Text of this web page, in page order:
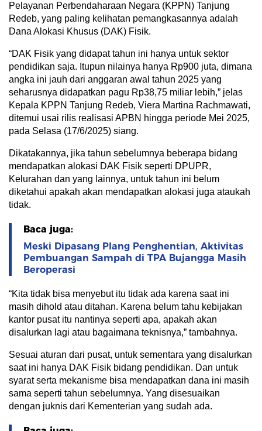
Pelayanan Perbendaharaan Negara (KPPN) Tanjung
Redeb, yang paling kelihatan pemangkasannya adalah
Dana Alokasi Khusus (DAK) Fisik.
“DAK Fisik yang didapat tahun ini hanya untuk sektor
pendidikan saja. Itupun nilainya hanya Rp900 juta, dimana
angka ini jauh dari anggaran awal tahun 2025 yang
seharusnya didapatkan pagu Rp38,75 miliar lebih,” jelas
Kepala KPPN Tanjung Redeb, Viera Martina Rachmawati,
ditemui usai rilis realisasi APBN hingga periode Mei 2025,
pada Selasa (17/6/2025) siang.
Dikatakannya, jika tahun sebelumnya beberapa bidang
mendapatkan alokasi DAK Fisik seperti DPUPR,
Kelurahan dan yang lainnya, untuk tahun ini belum
diketahui apakah akan mendapatkan alokasi juga ataukah
tidak.
Baca juga:
Meski Dipasang Plang Penghentian, Aktivitas
Pembuangan Sampah di TPA Bujangga Masih
Beroperasi
“Kita tidak bisa menyebut itu tidak ada karena saat ini
masih dihold atau ditahan. Karena belum tahu kebijakan
kantor pusat itu nantinya seperti apa, apakah akan
disalurkan lagi atau bagaimana teknisnya,” tambahnya.
Sesuai aturan dari pusat, untuk sementara yang disalurkan
saat ini hanya DAK Fisik bidang pendidikan. Dan untuk
syarat serta mekanisme bisa mendapatkan dana ini masih
sama seperti tahun sebelumnya. Yang disesuaikan
dengan juknis dari Kementerian yang sudah ada.